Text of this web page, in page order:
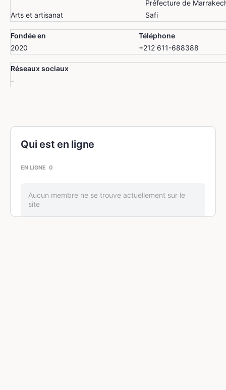
Arts et artisanat
Préfecture de
Safi
Fondée en
Téléphone
2020
+212 611-688388
Réseaux sociaux
–
Qui est en ligne
EN LIGNE 0
Aucun membre ne se trouve actuellement sur le
site